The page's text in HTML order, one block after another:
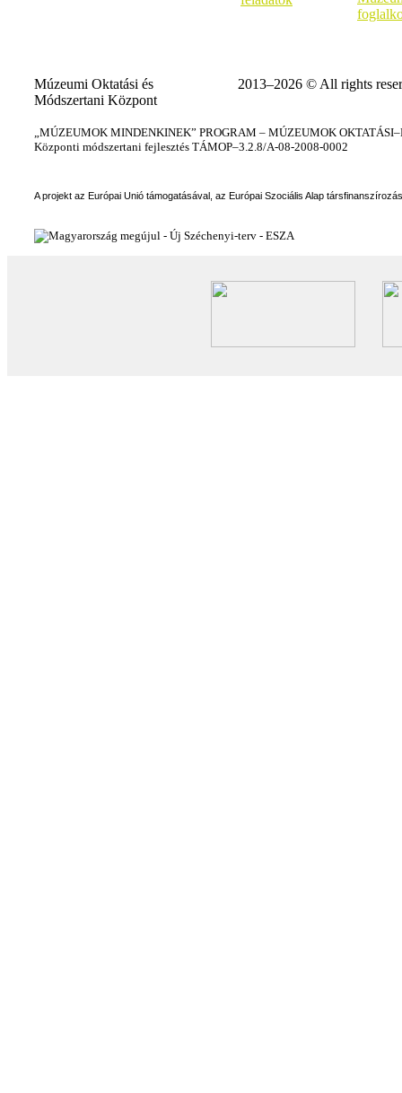
Múzeumi Oktatási és
Módszertani Központ
2013–2026 © All rights
„MÚZEUMOK MINDENKINEK” PROGRAM – MÚZEUMOK
Központi módszertani fejlesztés TÁMOP–3.2.8/A-08-2008-0002
A projekt az Európai Unió támogatásával, az Európai Szociális Alap